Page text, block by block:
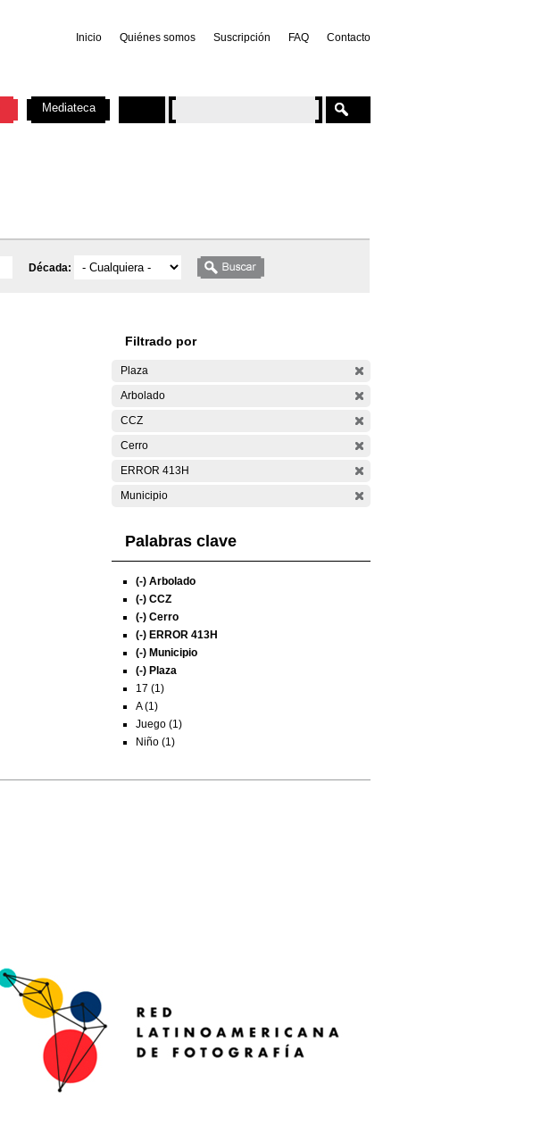
Inicio Quiénes somos Suscripción FAQ Contacto
Década:
Filtrado por
Plaza
Arbolado
CCZ
Cerro
ERROR 413H
Municipio
Palabras clave
(-) Arbolado
(-) CCZ
(-) Cerro
(-) ERROR 413H
(-) Municipio
(-) Plaza
17 (1)
A (1)
Juego (1)
Niño (1)
Mediateca